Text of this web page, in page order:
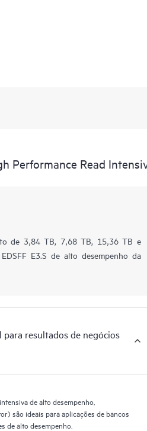
Performance Read
de 3,84 TB, 7,68 TB, 15,36 TB e
E3.S de alto desempenho da
resultados de negócios
de alto desempenho,
são ideais para aplicações de bancos
de alto desempenho.